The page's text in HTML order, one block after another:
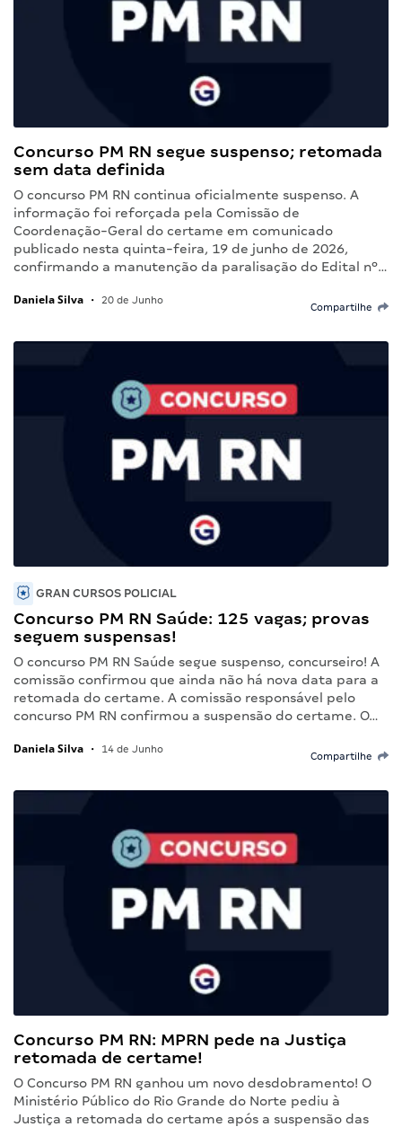
Concurso PM RN segue suspenso; retomada
sem data definida
O concurso PM RN continua oficialmente suspenso. A
informação foi reforçada pela Comissão de
Coordenação-Geral do certame em comunicado
publicado nesta quinta-feira, 19 de junho de 2026,
confirmando a manutenção da paralisação do Edital nº…
Daniela Silva • 20 de Junho
Compartilhe
GRAN CURSOS POLICIAL
Concurso PM RN Saúde: 125 vagas; provas
seguem suspensas!
O concurso PM RN Saúde segue suspenso, concurseiro! A
comissão confirmou que ainda não há nova data para a
retomada do certame. A comissão responsável pelo
concurso PM RN confirmou a suspensão do certame. O…
Daniela Silva • 14 de Junho
Compartilhe
Concurso PM RN: MPRN pede na Justiça
retomada de certame!
O Concurso PM RN ganhou um novo desdobramento! O
Ministério Público do Rio Grande do Norte pediu à
Justiça a retomada do certame após a suspensão das